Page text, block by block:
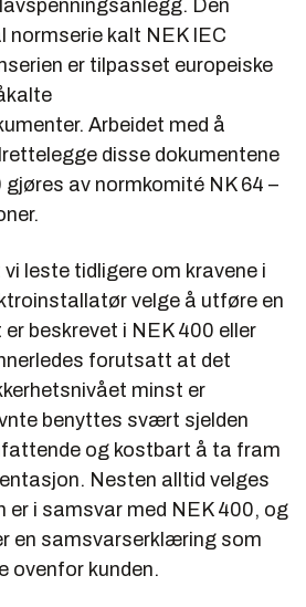
Den
normserie kalt NEK IEC
er tilpasset europeiske
Arbeidet med å
disse dokumentene
gjøres av normkomité NK 64 –
leste tidligere om kravene i
velge å utføre en
beskrevet i NEK 400 eller
forutsatt at det
minst er
benyttes svært sjelden
og kostbart å ta fram
Nesten alltid velges
er i samsvar med NEK 400, og
en samsvarserklæring som
ovenfor kunden.